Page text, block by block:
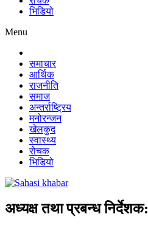
भिडियो
Menu
समाचार
आर्थिक
राजनीति
समाज
अन्तर्राष्ट्रिय
मनोरन्जन
खेलकुद
स्वास्थ्य
रोचक
भिडियो
अध्यक्ष तथा प्रबन्ध निर्देशक: